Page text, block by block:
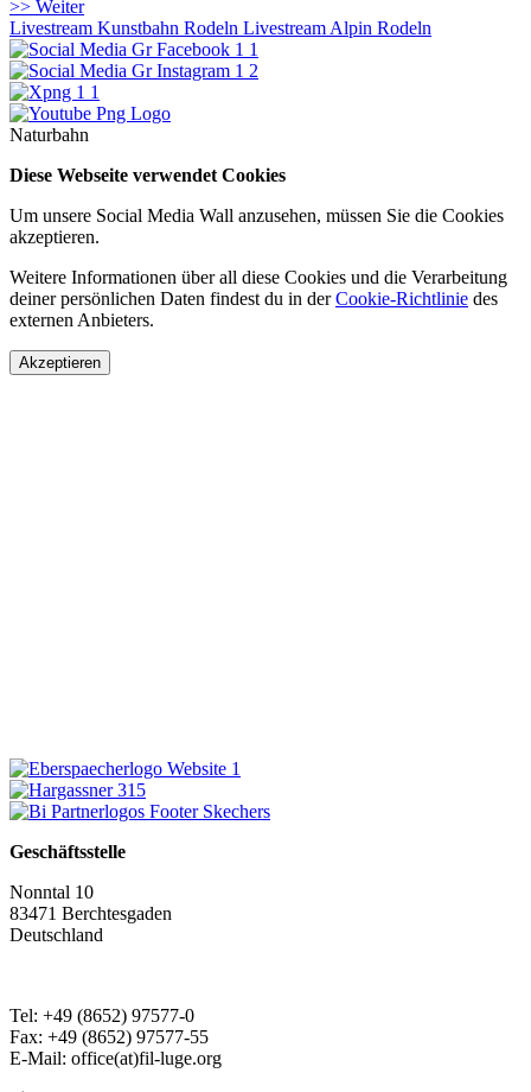
>> Weiter
Livestream Kunstbahn Rodeln Livestream Alpin Rodeln
Naturbahn
Diese Webseite verwendet Cookies
Um unsere Social Media Wall anzusehen, müssen Sie die Cookies
akzeptieren.
Weitere Informationen über all diese Cookies und die Verarbeitung
deiner persönlichen Daten findest du in derCookie-Richtlinie des
externen Anbieters.
Akzeptieren
Geschäftsstelle
Nonntal 10
83471 Berchtesgaden
Deutschland
Tel: +49 (8652) 97577-0
Fax: +49 (8652) 97577-55
E-Mail: office(at)fil-luge.org